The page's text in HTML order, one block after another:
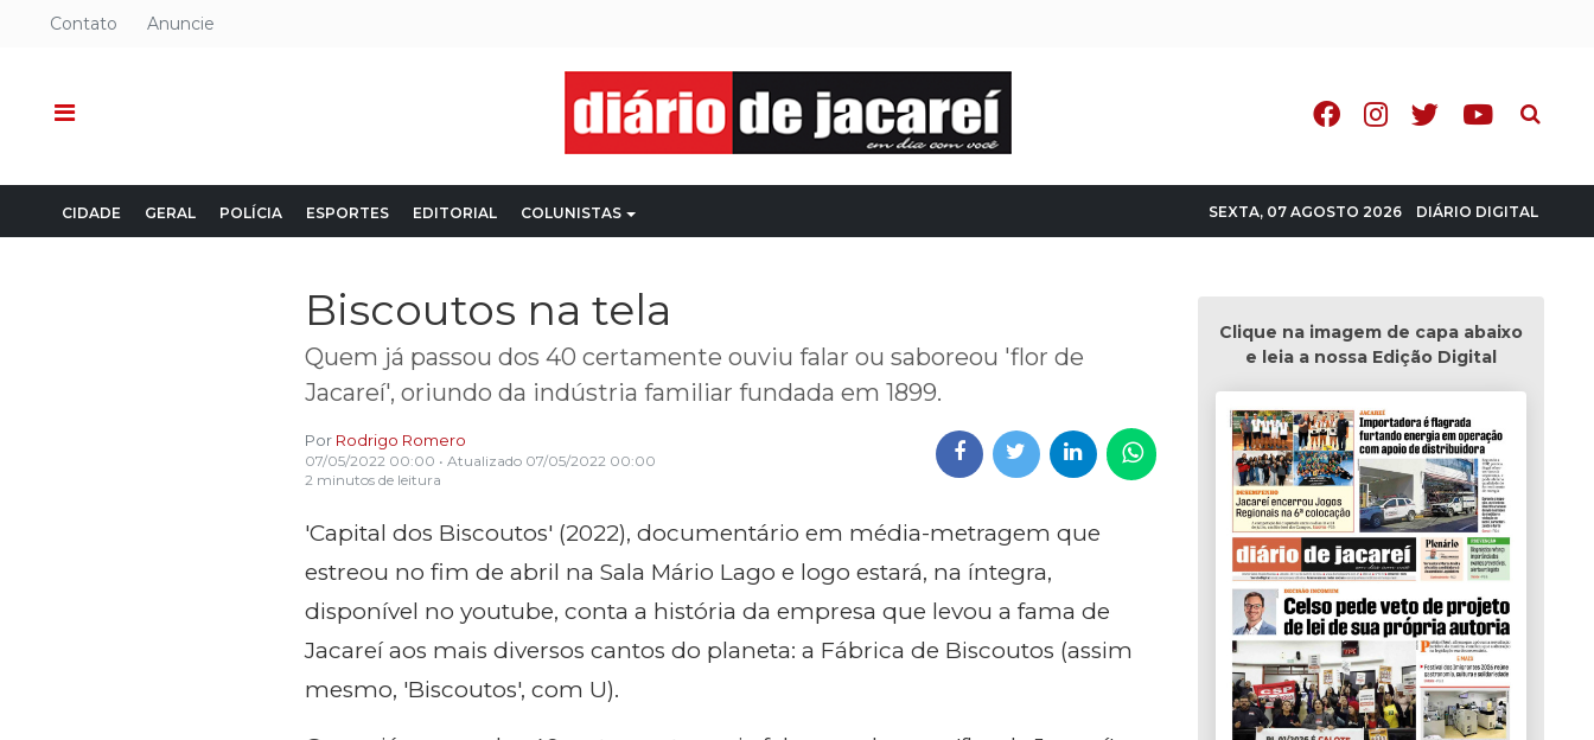
Contato Anuncie
Pesquisa
CIDADE GERAL POLÍCIA ESPORTES EDITORIAL COLUNISTAS SEXTA, 07 AGOSTO 2026 DIÁRIO DIGITAL
Biscoutos na tela
Quem já passou dos 40 certamente ouviu falar ou saboreou 'flor de
Jacareí', oriundo da indústria familiar fundada em 1899.
Por Rodrigo Romero
07/05/2022 00:00 • Atualizado 07/05/2022 00:00
2 minutos de leitura
'Capital dos Biscoutos' (2022), documentário em média-metragem que
estreou no fim de abril na Sala Mário Lago e logo estará, na íntegra,
disponível no youtube, conta a história da empresa que levou a fama de
Jacareí aos mais diversos cantos do planeta: a Fábrica de Biscoutos (assim
mesmo, 'Biscoutos', com U).
Clique na imagem de capa abaixo
e leia a nossa Edição Digital